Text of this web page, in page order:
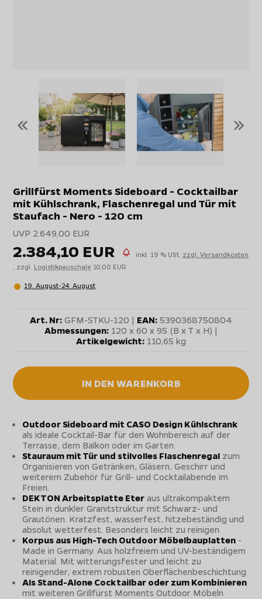
« »
Grillfürst Moments Sideboard - Cocktailbar
mit Kühlschrank, Flaschenregal und Tür mit
Staufach - Nero - 120 cm
UVP 2.649,00 EUR
2.384,10 EUR inkl. 19 % USt, zzgl. Versandkosten
, zzgl. Logistikpauschale 10,00 EUR
19. August-24. August
Art. Nr: GFM-STKU-120 | EAN: 5390368750804
Abmessungen: 120 x 60 x 95 (B x T x H) |
Artikelgewicht: 110,65 kg
IN DEN WARENKORB
Outdoor Sideboard mit CASO Design Kühlschrank
als ideale Cocktail-Bar für den Wohnbereich auf der
Terrasse, dem Balkon oder im Garten.
Stauraum mit Tür und stilvolles Flaschenregal zum
Organisieren von Getränken, Gläsern, Geschirr und
weiterem Zubehör für Grill- und Cocktailabende im
Freien.
DEKTON Arbeitsplatte Eter aus ultrakompaktem
Stein in dunkler Granitstruktur mit Schwarz- und
Grautönen. Kratzfest, wasserfest, hitzebeständig und
absolut wetterfest. Besonders leicht zu reinigen.
Korpus aus High-Tech Outdoor Möbelbauplatten -
Made in Germany. Aus holzfreiem und UV-beständigem
Material. Mit witterungsfester und leicht zu
reinigender, extrem robusten Oberflächenbeschichtung
Als Stand-Alone Cocktailbar oder zum Kombinieren
mit weiteren Grillfürst Moments Outdoor Möbeln